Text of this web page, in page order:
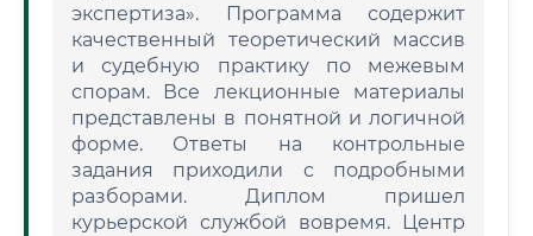
экспертиза». Программа содержит
качественный теоретический массив
и судебную практику по межевым
спорам. Все лекционные материалы
представлены в понятной и логичной
форме. Ответы на контрольные
задания приходили с подробными
разборами. Диплом пришел
курьерской службой вовремя. Центр